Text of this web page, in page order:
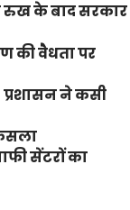
रुख के बाद सरकार
की वैधता पर
ने कसी
सेंटरों का